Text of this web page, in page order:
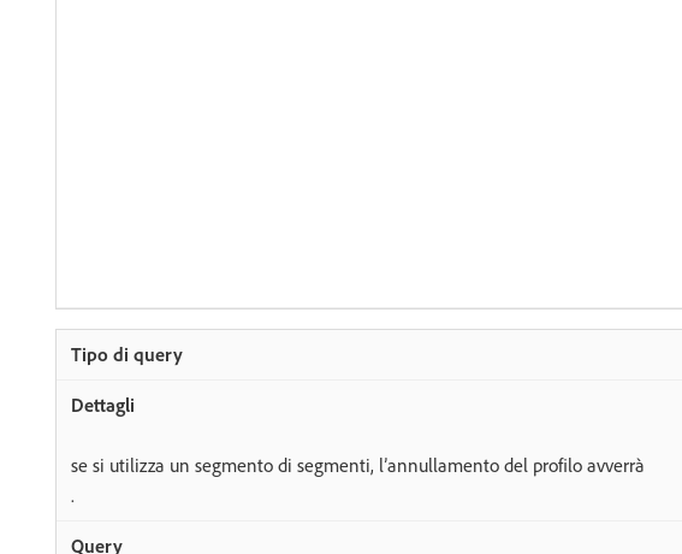
se si utilizza un segmento di segmenti, l’annullamento del profilo avverrà
.